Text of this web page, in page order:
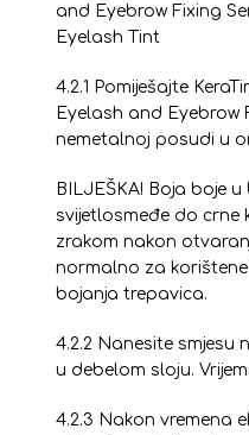
and Eyebrow Fixing
Eyelash Tint
4.2.1 Pomiješajte
Eyelash and Eyebrow
nemetalnoj posudi u
BILJEŠKA! Boja boje
svijetlosmeđe do
zrakom nakon
normalno za
bojanja trepavica.
4.2.2 Nanesite smjesu
u debelom sloju.
4.2.3 Nakon vremena